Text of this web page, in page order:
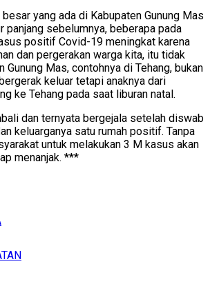
yang ada di Kabupaten Gunung Mas
panjang sebelumnya, beberapa pada
positif Covid-19 meningkat karena
dan pergerakan warga kita, itu tidak
Gunung Mas, contohnya di Tehang, bukan
keluar tetapi anaknya dari
ke Tehang pada saat liburan natal.
dan ternyata bergejala setelah diswab
keluarganya satu rumah positif. Tanpa
untuk melakukan 3 M kasus akan
menanjak. ***